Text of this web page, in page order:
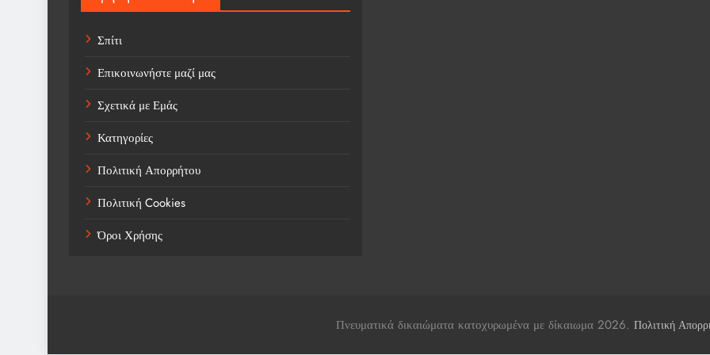
Σπίτι
Επικοινωνήστε μαζί μας
Σχετικά με Εμάς
Κατηγορίες
Πολιτική Απορρήτου
Πολιτική Cookies
Όροι Χρήσης
Πνευματικά δικαιώματα κατοχυρωμένα με δίκαιωμα 2026. Πολιτική